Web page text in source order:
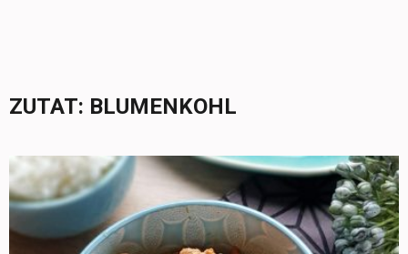
ZUTAT: BLUMENKOHL